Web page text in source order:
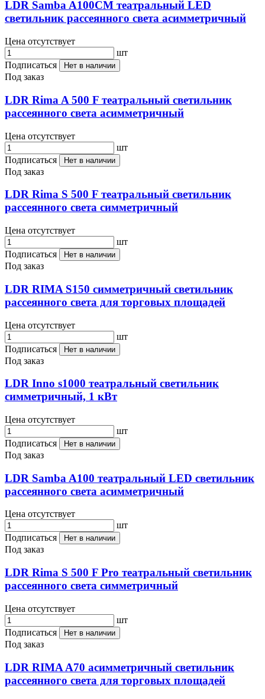
LDR Samba A100CM театральный LED
светильник рассеянного света aсимметричный
Цена отсутствует
шт
Подписаться
Нет в наличии
Под заказ
LDR Rima A 500 F театральный светильник
рассеянного света aсимметричный
Цена отсутствует
шт
Подписаться
Нет в наличии
Под заказ
LDR Rima S 500 F театральный светильник
рассеянного света симметричный
Цена отсутствует
шт
Подписаться
Нет в наличии
Под заказ
LDR RIMA S150 симметричный светильник
рассеянного света для торговых площадей
Цена отсутствует
шт
Подписаться
Нет в наличии
Под заказ
LDR Inno s1000 театральный светильник
симметричный, 1 кВт
Цена отсутствует
шт
Подписаться
Нет в наличии
Под заказ
LDR Samba A100 театральный LED светильник
рассеянного света aсимметричный
Цена отсутствует
шт
Подписаться
Нет в наличии
Под заказ
LDR Rima S 500 F Pro театральный светильник
рассеянного света симметричный
Цена отсутствует
шт
Подписаться
Нет в наличии
Под заказ
LDR RIMA A70 асимметричный светильник
рассеянного света для торговых площадей